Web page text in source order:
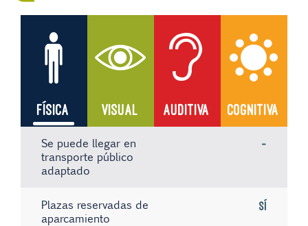
FÍSICA VISUAL AUDITIVA COGNITIVA
Se puede llegar en
transporte público
adaptado
-
Plazas reservadas de
aparcamiento
Sí